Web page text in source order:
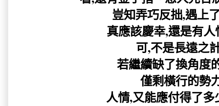
豈知弄巧反拙,遇上
真應該慶幸,還是有人
可,不是長遠之
若繼續缺了換角度
僅剩橫行的勢
人情,又能應付得了多